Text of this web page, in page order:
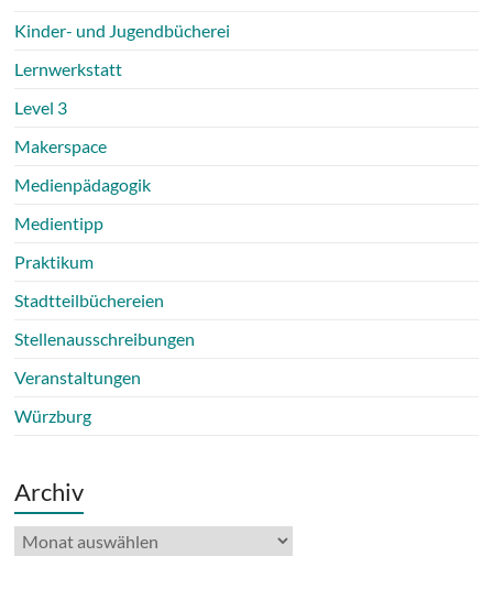
Kinder- und Jugendbücherei
Lernwerkstatt
Level 3
Makerspace
Medienpädagogik
Medientipp
Praktikum
Stadtteilbüchereien
Stellenausschreibungen
Veranstaltungen
Würzburg
Archiv
Archiv